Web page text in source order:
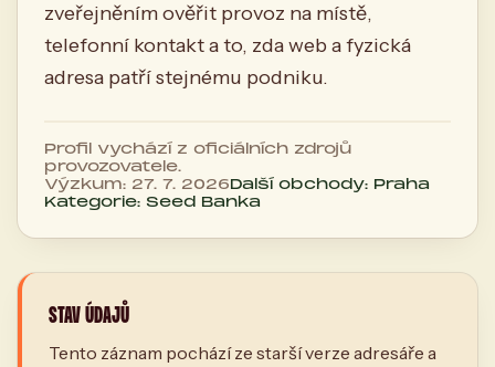
zveřejněním ověřit provoz na místě,
telefonní kontakt a to, zda web a fyzická
adresa patří stejnému podniku.
Profil vychází z oficiálních zdrojů
provozovatele.
Výzkum: 27. 7. 2026Další obchody: Praha
Kategorie: Seed Banka
STAV ÚDAJŮ
Tento záznam pochází ze starší verze adresáře a